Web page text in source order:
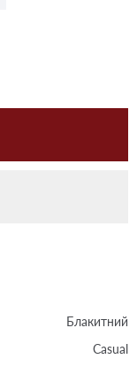
Блакитний
Casual